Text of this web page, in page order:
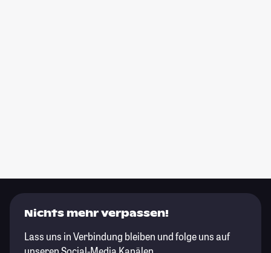
Nichts mehr verpassen!
Lass uns in Verbindung bleiben und folge uns auf